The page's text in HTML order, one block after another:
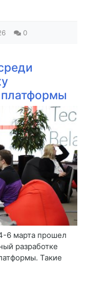
0
6 марта прошел
разработке
Такие